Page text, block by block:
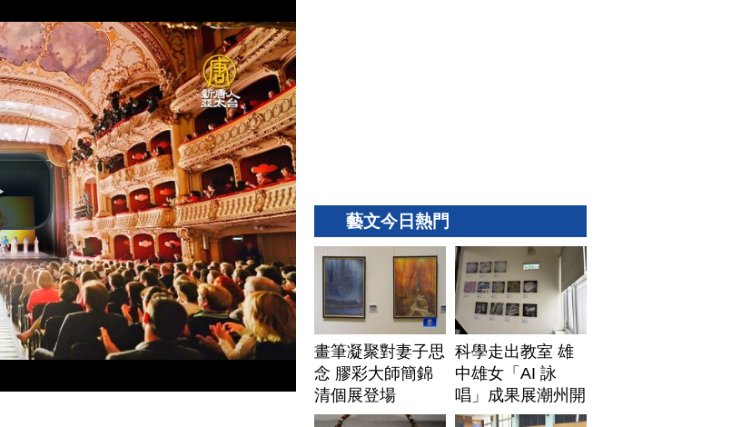
藝文今日熱門
畫筆凝聚對妻子思
念 膠彩大師簡錦
清個展登場
科學走出教室 雄
中雄女「AI 詠
唱」成果展潮州開
展